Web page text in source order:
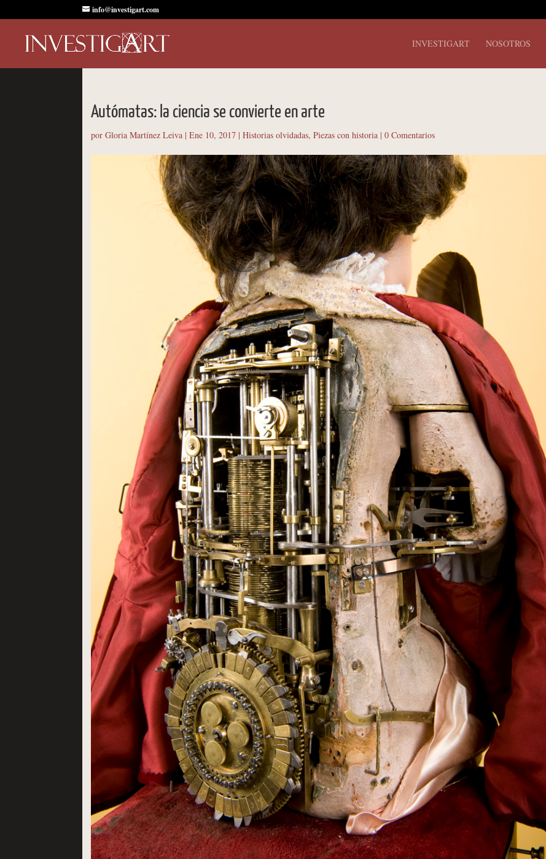
info@investigart.com
INVESTIGART NOSOTROS
Autómatas: la ciencia se convierte en arte
porGloria Martínez Leiva |Ene 10, 2017 |Historias olvidadas,Piezas con historia |0 Comentarios